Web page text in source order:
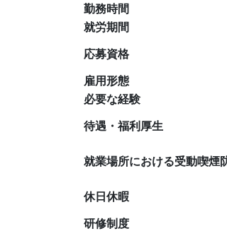
勤務時間
就労期間
応募資格
雇用形態
必要な経験
待遇・福利厚生
就業場所における受動喫煙
休日休暇
研修制度